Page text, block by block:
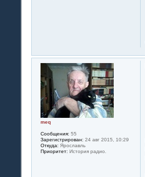
meq
Сообщения: 55
Зарегистрирован: 24 авг 2015, 10:29
Откуда: Ярославль
Приоритет: История радио.